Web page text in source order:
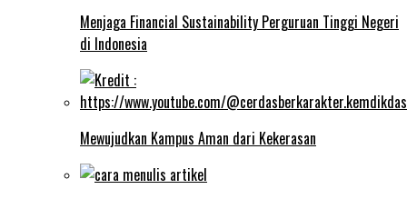
Menjaga Financial Sustainability Perguruan Tinggi Negeri
di Indonesia
Mewujudkan Kampus Aman dari Kekerasan